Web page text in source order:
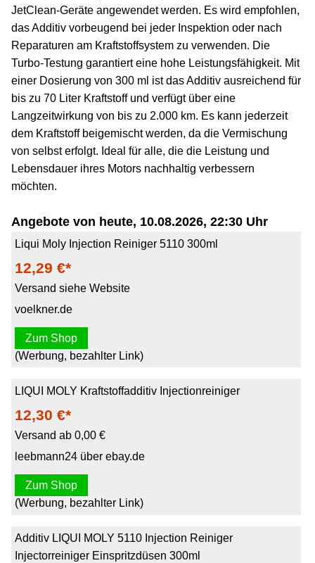
JetClean-Geräte angewendet werden. Es wird empfohlen,
das Additiv vorbeugend bei jeder Inspektion oder nach
Reparaturen am Kraftstoffsystem zu verwenden. Die
Turbo-Testung garantiert eine hohe Leistungsfähigkeit. Mit
einer Dosierung von 300 ml ist das Additiv ausreichend für
bis zu 70 Liter Kraftstoff und verfügt über eine
Langzeitwirkung von bis zu 2.000 km. Es kann jederzeit
dem Kraftstoff beigemischt werden, da die Vermischung
von selbst erfolgt. Ideal für alle, die die Leistung und
Lebensdauer ihres Motors nachhaltig verbessern
möchten.
Angebote von heute, 10.08.2026, 22:30 Uhr
Liqui Moly Injection Reiniger 5110 300ml
12,29 €*
Versand siehe Website
voelkner.de
Zum Shop
(Werbung, bezahlter Link)
LIQUI MOLY Kraftstoffadditiv Injectionreiniger
12,30 €*
Versand ab 0,00 €
leebmann24 über ebay.de
Zum Shop
(Werbung, bezahlter Link)
Additiv LIQUI MOLY 5110 Injection Reiniger
Injectorreiniger Einspritzdüsen 300ml